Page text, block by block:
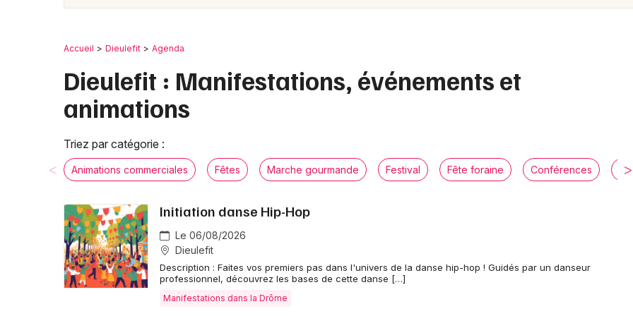
Sports
Expos
Manifestations en Auvergne-Rhône-
Mulhouse
Nice
Toulouse
Accueil Dieulefit Agenda
Dieulefit : Manifestations, événements et
animations
Triez par catégorie :
Animations commerciales Fêtes Marche gourmande Festival Fête foraine Conférences
Initiation danse Hip-Hop
Le 06/08/2026
Dieulefit
Description : Faites vos premiers pas dans l'univers de la danse hip-hop ! Guidés par un danseur
professionnel, découvrez les bases de cette danse […]
Manifestations dans la Drôme